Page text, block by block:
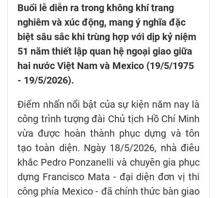
Buổi lễ diễn ra trong không khí trang
nghiêm và xúc động, mang ý nghĩa đặc
biệt sâu sắc khi trùng hợp với dịp kỷ niệm
51 năm thiết lập quan hệ ngoại giao giữa
hai nước Việt Nam và Mexico (19/5/1975
- 19/5/2026).
Điểm nhấn nổi bật của sự kiện năm nay là
công trình tượng đài Chủ tịch Hồ Chí Minh
vừa được hoàn thành phục dựng và tôn
tạo toàn diện. Ngày 18/5/2026, nhà điêu
khắc Pedro Ponzanelli và chuyên gia phục
dựng Francisco Mata - đại diện đơn vị thi
công phía Mexico - đã chính thức bàn giao